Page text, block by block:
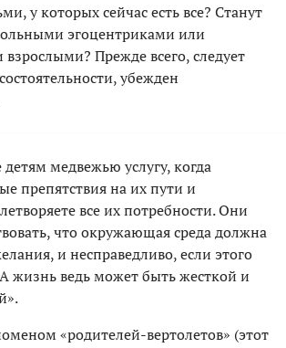
у которых сейчас есть все? Станут
эгоцентриками или
Прежде всего, следует
убежден
медвежью услугу, когда
препятствия на их пути и
все их потребности. Они
что окружающая среда должна
и несправедливо, если этого
жизнь ведь может быть жесткой и
«родителей-вертолетов» (этот